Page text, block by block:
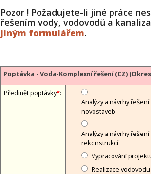
Pozor ! Požadujete-li jiné práce
řešením vody, vodovodů a
jiným formulářem.
Poptávka - Voda-Komplexní řešení (CZ)
Předmět poptávky*:
Analýzy a návrhy
novostaveb
Analýzy a návrhy
rekonstrukcí
Vypracování
Realizace